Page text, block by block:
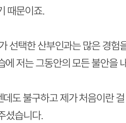
때문이죠.
선택한 산부인과는 많은 경험
저는 그동안의 모든 불안을
도 불구하고 제가 처음이란
셨습니다.